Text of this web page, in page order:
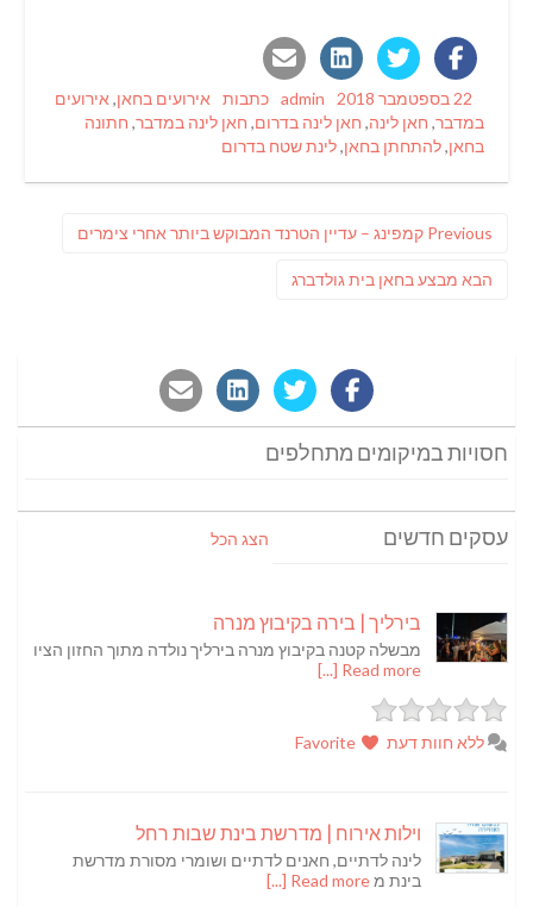
Posted
on
22 בספטמבר 2018 Author
admin
Categories
כתבות Tags
אירועים בחאן, אירועים
במדבר, חאן לינה, חאן לינה בדרום, חאן לינה במדבר, חתונה
בחאן,להתחתן בחאן,לינת שטח בדרום
Previous
Previous
קמפינג – עדיין הטרנד המבוקש ביותר אחרי צימרים
הבא פוסט
מבצע בחאן בית גולדברג
חסויות במיקומים מתחלפים
עסקים חדשים הצג הכל
בירליך | בירה בקיבוץ מנרה
מבשלה קטנה בקיבוץ מנרה בירליך נולדה מתוך החזון הציו
Read more [...]
ללא חוות דעת
וילות אירוח | מדרשת בינת שבות רחל
לינה לדתיים, חאנים לדתיים ושומרי מסורת מדרשת
בינת מRead more [...]